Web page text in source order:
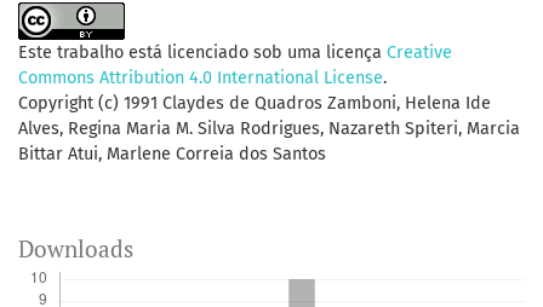
Este trabalho está licenciado sob uma licença Creative
Commons Attribution 4.0 International License.
Copyright (c) 1991 Claydes de Quadros Zamboni, Helena Ide
Alves, Regina Maria M. Silva Rodrigues, Nazareth Spiteri, Marcia
Bittar Atui, Marlene Correia dos Santos
Downloads